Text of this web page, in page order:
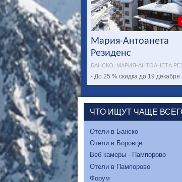
Мария-Антоанета
Резиденс
БАНСКО, МАРИЯ-АНТОАНЕТА
- До 25 % скидка до 19 декабря
ЧТО ИЩУТ ЧАЩЕ
Отели в Банско
Отели в Боровце
Веб камеры - Пампорово
Отели в Пампорово
Форум